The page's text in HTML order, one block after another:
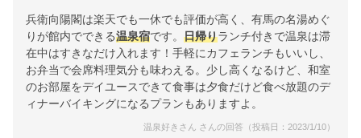
兵衛向陽閣は楽天でも一休でも評価が高く、有馬の名湯めぐ
りが館内でできる温泉宿です。 日帰りランチ付きで温泉は滞
在中はすきなだけ入れます！手軽にカフェランチもいいし、
お弁当で会席料理気分も味わえる。少し高くなるけど、和室
のお部屋をデイユースできて食事は夕食だけど食べ放題のデ
ィナーバイキングになるプランもありますよ。
温泉好きさん さんの回答（投稿日：2023/1/10）